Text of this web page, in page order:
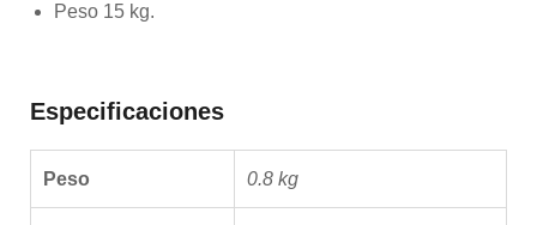
Peso 15 kg.
Especificaciones
Peso 0.8 kg